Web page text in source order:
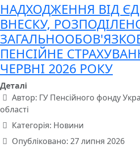
НАДХОДЖЕННЯ ВІД
ВНЕСКУ,
ПЕНСІЙНЕ
ЧЕРВНІ 2026 РОКУ
Деталі
Автор: ГУ Пенсійного фонду
області
Категорія: Новини
Опубліковано: 27 липня 2026